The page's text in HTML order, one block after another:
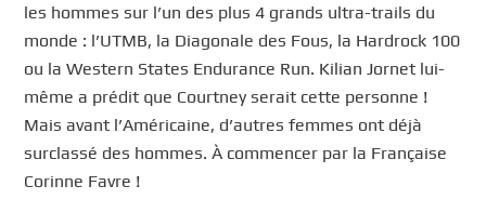
les hommes sur l’un des plus 4 grands ultra-trails du
monde : l’UTMB, la Diagonale des Fous, la Hardrock 100
ou la Western States Endurance Run. Kilian Jornet lui-
même a prédit que Courtney serait cette personne !
Mais avant l’Américaine, d’autres femmes ont déjà
surclassé des hommes. À commencer par la Française
Corinne Favre !